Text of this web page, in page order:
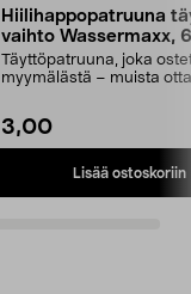
Hiilihappopatruuna
vaihto Wassermaxx,
Täyttöpatruuna, joka
myymälästä – muista
3,00
Lisää ostoskoriin